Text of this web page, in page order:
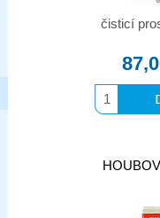
čisticí